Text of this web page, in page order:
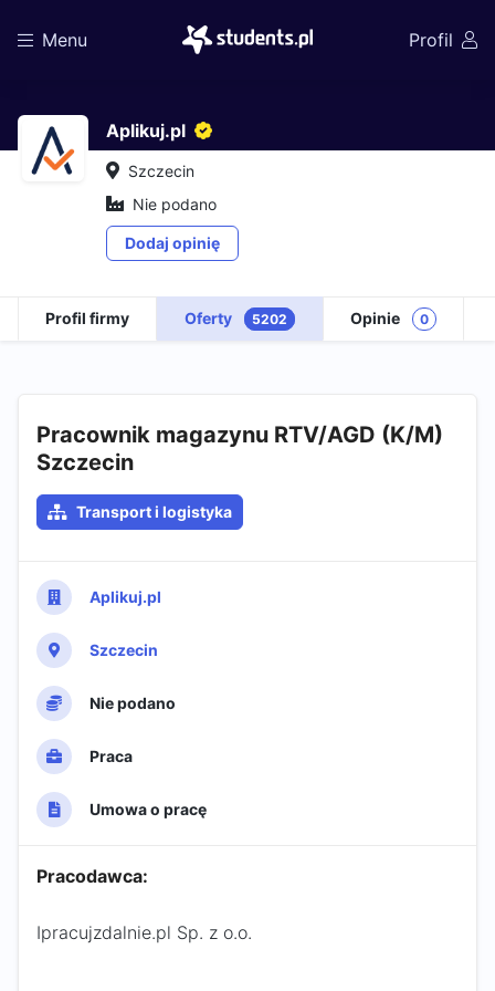
Menu Profil
Aplikuj.pl
Szczecin
Nie podano
Dodaj opinię
Profil firmy Oferty 5202 Opinie 0
Pracownik magazynu RTV/AGD (K/M)
Szczecin
Transport i logistyka
Aplikuj.pl
Szczecin
Nie podano
Praca
Umowa o pracę
Pracodawca:
Ipracujzdalnie.pl Sp. z o.o.